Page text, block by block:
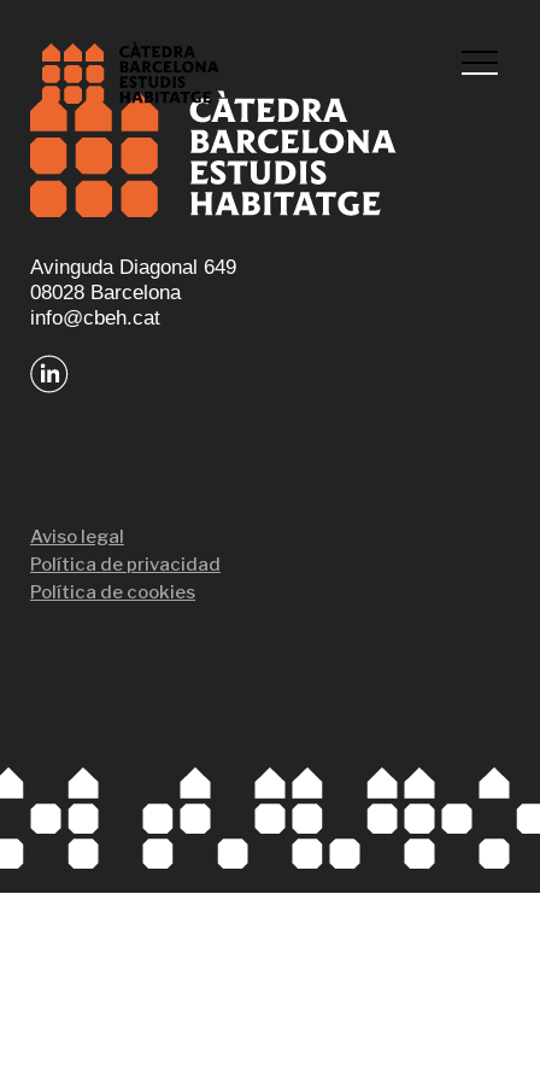
Avinguda Diagonal 649
08028 Barcelona
info@cbeh.cat
Aviso legal
Política de privacidad
Política de cookies